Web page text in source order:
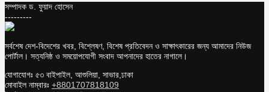
সম্পাদক ড. ফুয়াদ হোসেন
---------
সর্বশেষ দেশ-বিদেশের খবর, বিশ্লেষণ, বিশেষ প্রতিবেদন ও সাক্ষাৎকারের জন্য আমাদের নিউজ
পোর্টাল। সত্যনিষ্ঠ ও সময়োপযোগী সংবাদ আপনাদের হাতের নাগালে।
যোগাযোগঃ ৫৩ বাইপাইল, আশুলিয়া, সাভার,ঢাকা
মোবাইল নাম্বারঃ +8801707818109